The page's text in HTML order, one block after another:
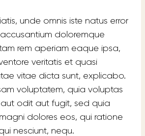
unde omnis iste natus error
doloremque
rem aperiam eaque ipsa,
veritatis et quasi
vitae dicta sunt, explicabo.
voluptatem, quia voluptas
odit aut fugit, sed quia
dolores eos, qui ratione
nesciunt, nequ.